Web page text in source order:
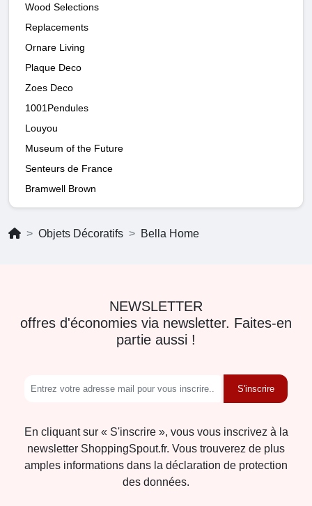
Wood Selections
Replacements
Ornare Living
Plaque Deco
Zoes Deco
1001Pendules
Louyou
Museum of the Future
Senteurs de France
Bramwell Brown
Objets Décoratifs Bella Home
NEWSLETTER
offres d'économies via newsletter. Faites-en
partie aussi !
S'inscrire
En cliquant sur « S'inscrire », vous vous inscrivez à la
newsletter ShoppingSpout.fr. Vous trouverez de plus
amples informations dans la déclaration de protection
des données.